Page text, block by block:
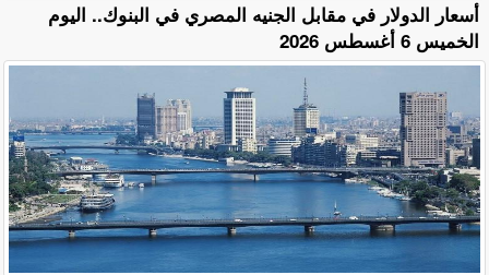
أسعار الدولار في مقابل الجنيه المصري في البنوك.. اليوم
الخميس 6 أغسطس 2026